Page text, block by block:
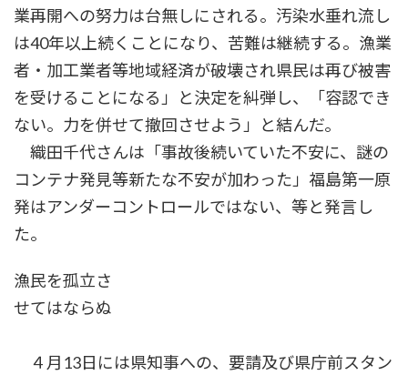
業再開への努力は台無しにされる。汚染水垂れ流し
は40年以上続くことになり、苦難は継続する。漁業
者・加工業者等地域経済が破壊され県民は再び被害
を受けることになる」と決定を糾弾し、「容認でき
ない。力を併せて撤回させよう」と結んだ。
織田千代さんは「事故後続いていた不安に、謎の
コンテナ発見等新たな不安が加わった」福島第一原
発はアンダーコントロールではない、等と発言し
た。
漁民を孤立さ
せてはならぬ
４月13日には県知事への、要請及び県庁前スタン